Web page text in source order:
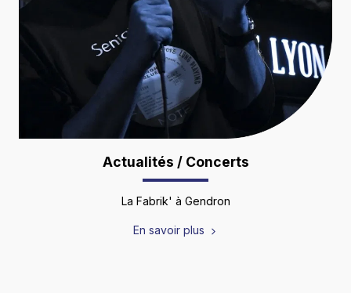
Actualités / Concerts
La Fabrik' à Gendron
En savoir plus